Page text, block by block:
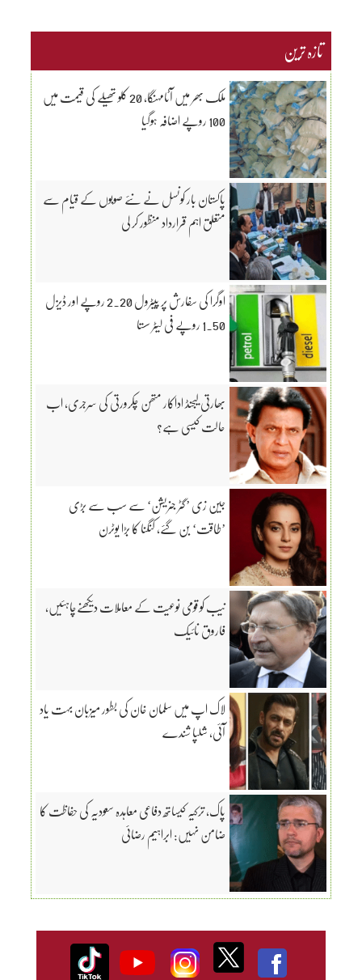
تازہ ترین
ملک بھر میں آٹامہنگا، 20 کلو تھیلے کی قیمت میں
100 روپے اضافہ ہوگیا
پاکستان بار کونسل نے نئے صوبوں کے قیام سے
متعلق اہم قرارداد منظور کر لی
اوگرا کی سفارش پر پیٹرول 2.20 روپے اور ڈیزل
1.50 روپے فی لیٹر سستا
بھارتی لیجنڈ اداکار متھن چکرورتی کی سرجری، اب
حالت کیسی ہے؟
جین زی ’گٹر جنریشن‘ سے سب سے بڑی
’طاقت‘ بن گئے، کنگنا کا بڑا یوٹرن
نیب کو قومی نوعیت کے معاملات دیکھنےچاہئیں،
فاروق نائیک
لاک اپ میں سلمان خان کی بطور میزبان بہت یاد
آئی، شلپا شندے
پاک، ترکیہ کیساتھ دفاعی معاہدہ سعودیہ کی حفاظت کا
ضامن نہیں: ابراہیم رضائی